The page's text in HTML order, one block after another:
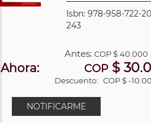
Isbn: 978-958-722-
243
Antes: COP$ 40.000
Ahora: COP $
Descuento: COP $ -
NOTIFICARME